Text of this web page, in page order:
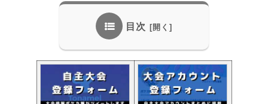
目次